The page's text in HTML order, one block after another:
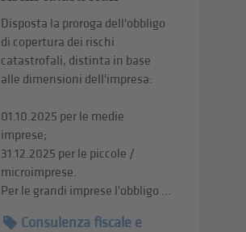
Disposta la proroga dell'obbligo
di copertura dei rischi
catastrofali, distinta in base
alle dimensioni dell'impresa:
01.10.2025 per le medie
imprese;
31.12.2025 per le piccole /
microimprese.
Per le grandi imprese l'obbligo ...
Consulenza fiscale e